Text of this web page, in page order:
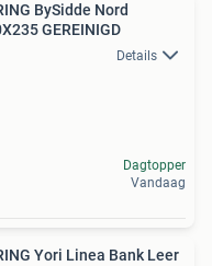
BySidde Nord
GEREINIGD
Details
Dagtopper
Vandaag
Yori Linea Bank Leer